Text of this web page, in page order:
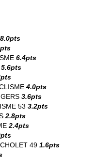
8.0pts
6.4pts
5.6pts
4.0pts
3.6pts
53 3.2pts
2.8pts
2.4pts
49 1.6pts